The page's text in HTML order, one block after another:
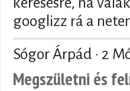
googlizz rá a
Sógor Árpád · 2
Megszületni és